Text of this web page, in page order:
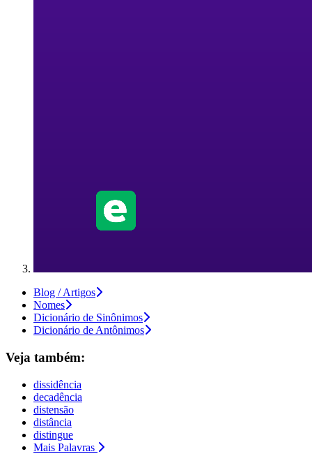
Blog / Artigos
Nomes
Dicionário de Sinônimos
Dicionário de Antônimos
Veja também:
dissidência
decadência
distensão
distância
distingue
Mais Palavras